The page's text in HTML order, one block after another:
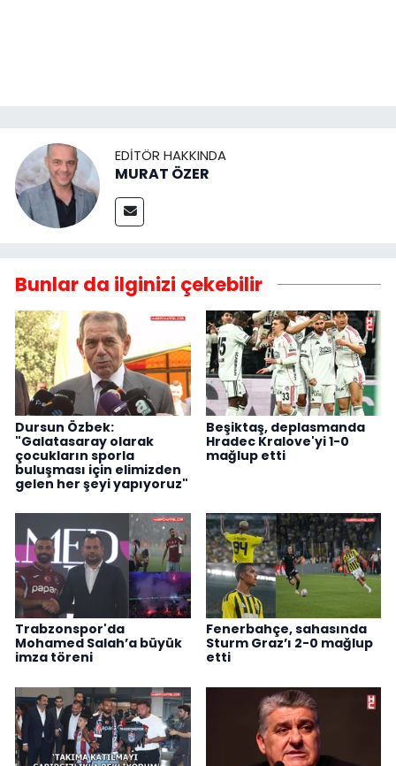
EDITÖR HAKKINDA
MURAT ÖZER
Bunlar da ilginizi çekebilir
Dursun Özbek:
"Galatasaray olarak
çocukların sporla
buluşması için elimizden
gelen her şeyi yapıyoruz"
Beşiktaş, deplasmanda
Hradec Kralove'yi 1-0
mağlup etti
Trabzonspor'da
Mohamed Salah’a büyük
imza töreni
Fenerbahçe, sahasında
Sturm Graz’ı 2-0 mağlup
etti